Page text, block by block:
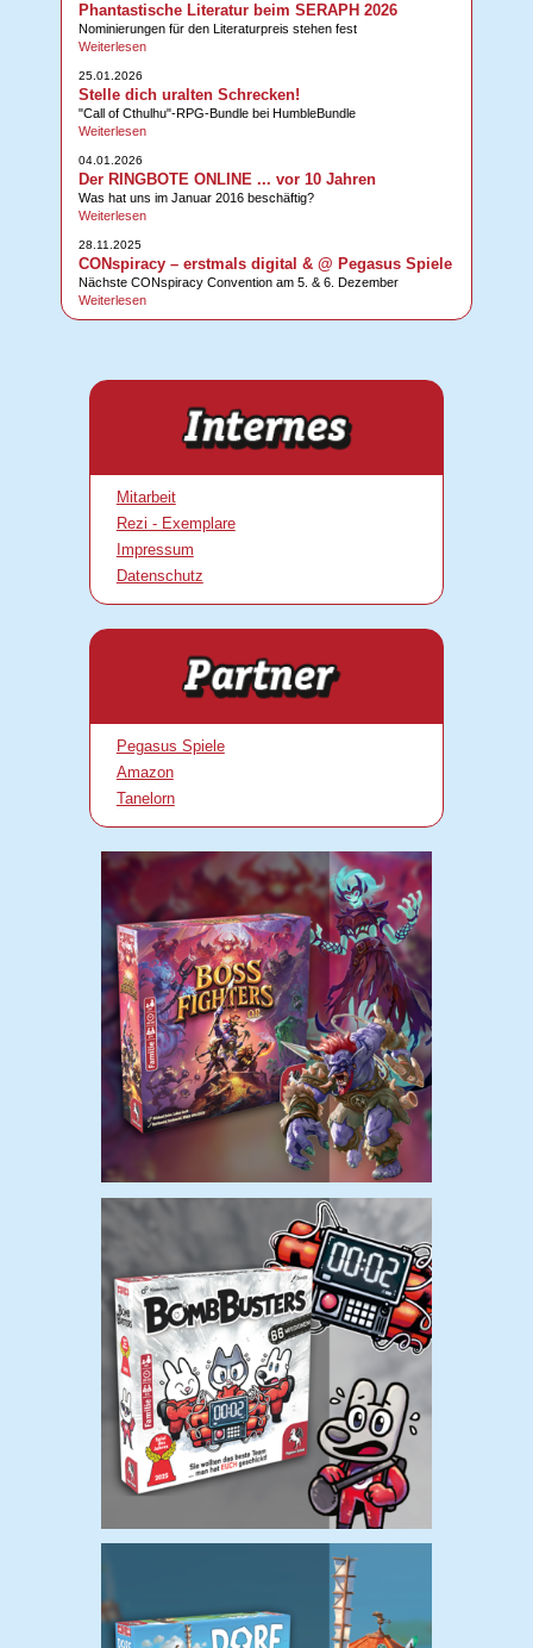
Phantastische Literatur beim SERAPH 2026
Nominierungen für den Literaturpreis stehen fest
Weiterlesen
25.01.2026
Stelle dich uralten Schrecken!
"Call of Cthulhu"-RPG-Bundle bei HumbleBundle
Weiterlesen
04.01.2026
Der RINGBOTE ONLINE ... vor 10 Jahren
Was hat uns im Januar 2016 beschäftig?
Weiterlesen
28.11.2025
CONspiracy – erstmals digital & @ Pegasus Spiele
Nächste CONspiracy Convention am 5. & 6. Dezember
Weiterlesen
Mitarbeit
Rezi - Exemplare
Impressum
Datenschutz
Pegasus Spiele
Amazon
Tanelorn